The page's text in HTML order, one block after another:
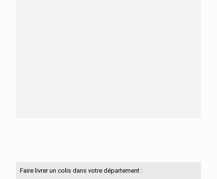
Faire livrer un colis dans votre département :